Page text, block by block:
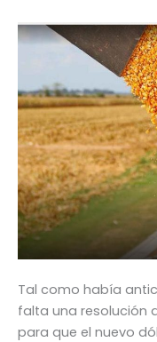
Tal como había
falta una resolución
para que el nuevo